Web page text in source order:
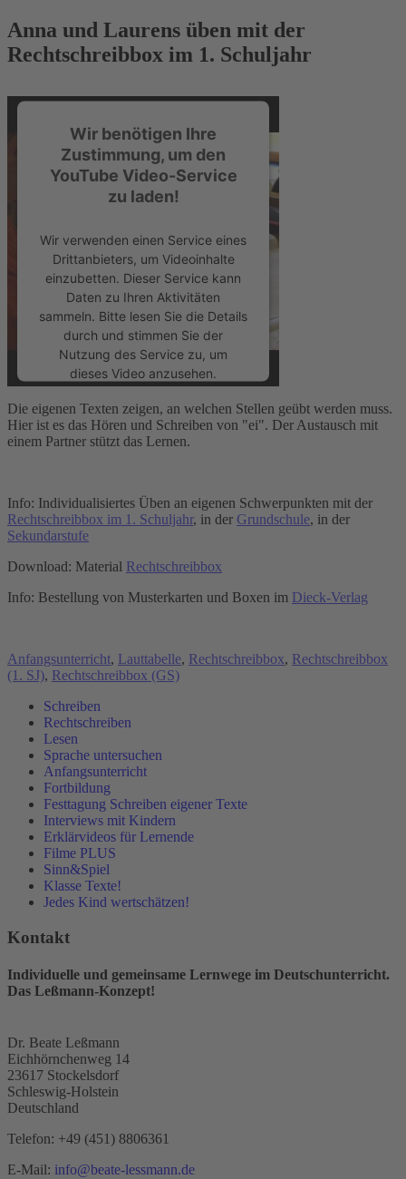
Anna und Laurens üben mit der
Rechtschreibbox im 1. Schuljahr
Wir benötigen Ihre
Zustimmung, um den
YouTube Video-Service
zu laden!
Wir verwenden einen Service eines
Drittanbieters, um Videoinhalte
einzubetten. Dieser Service kann
Daten zu Ihren Aktivitäten
sammeln. Bitte lesen Sie die Details
durch und stimmen Sie der
Nutzung des Service zu, um
dieses Video anzusehen.
Mehr Informationen
powered byUsercentrics Consent
Management Platform&eRecht24
Die eigenen Texten zeigen, an welchen Stellen geübt werden muss.
Hier ist es das Hören und Schreiben von "ei". Der Austausch mit
einem Partner stützt das Lernen.
Info: Individualisiertes Üben an eigenen Schwerpunkten mit der
Rechtschreibbox im 1. Schuljahr, in der Grundschule, in der
Sekundarstufe
Download: Material Rechtschreibbox
Info: Bestellung von Musterkarten und Boxen im Dieck-Verlag
Anfangsunterricht, Lauttabelle, Rechtschreibbox, Rechtschreibbox
(1. SJ), Rechtschreibbox (GS)
Schreiben
Rechtschreiben
Lesen
Sprache untersuchen
Anfangsunterricht
Fortbildung
Festtagung Schreiben eigener Texte
Interviews mit Kindern
Erklärvideos für Lernende
Filme PLUS
Sinn&Spiel
Klasse Texte!
Jedes Kind wertschätzen!
Kontakt
Individuelle und gemeinsame Lernwege im Deutschunterricht.
Das Leßmann-Konzept!
Dr. Beate Leßmann
Eichhörnchenweg 14
23617 Stockelsdorf
Schleswig-Holstein
Deutschland
Telefon: +49 (451) 8806361
E-Mail: info@beate-lessmann.de